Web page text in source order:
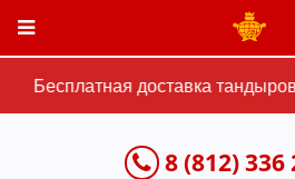
Бесплатная доставка
8 (812) 336